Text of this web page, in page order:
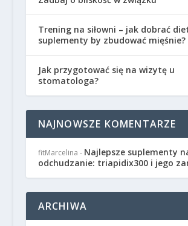
Trening na siłowni – jak dobrać
suplementy by zbudować mięśnie?
Jak przygotować się na wizytę u
stomatologa?
NAJNOWSZE KOMENTARZE
fitMarcelina - Najlepsze suplementy
odchudzanie: triapidix300 i jego
ARCHIWA